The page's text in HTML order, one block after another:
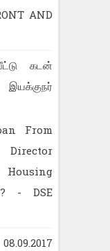
AND
கடன்
இயக்குநர்
From
Housing
- DSE